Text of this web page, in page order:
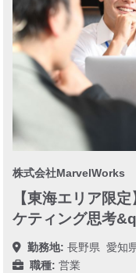
株式会社MarvelWorks
【東海エリア限
ケティング思考
勤務地: 長野県 愛知
職種: 営業